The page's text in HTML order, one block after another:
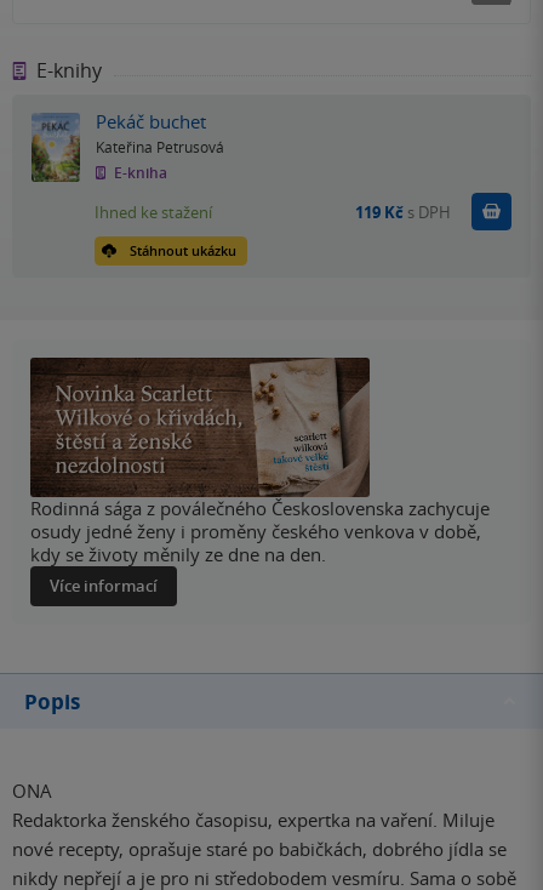
E-knihy
Pekáč buchet
Kateřina Petrusová
E-kniha
Stáhnout ukázku
Ihned ke stažení 119 Kč s DPH Koupit
Rodinná sága z poválečného Československa zachycuje
osudy jedné ženy i proměny českého venkova v době,
kdy se životy měnily ze dne na den.
Více informací
Popis
ONA
Redaktorka ženského časopisu, expertka na vaření. Miluje
nové recepty, oprašuje staré po babičkách, dobrého jídla se
nikdy nepřejí a je pro ni středobodem vesmíru. Sama o sobě